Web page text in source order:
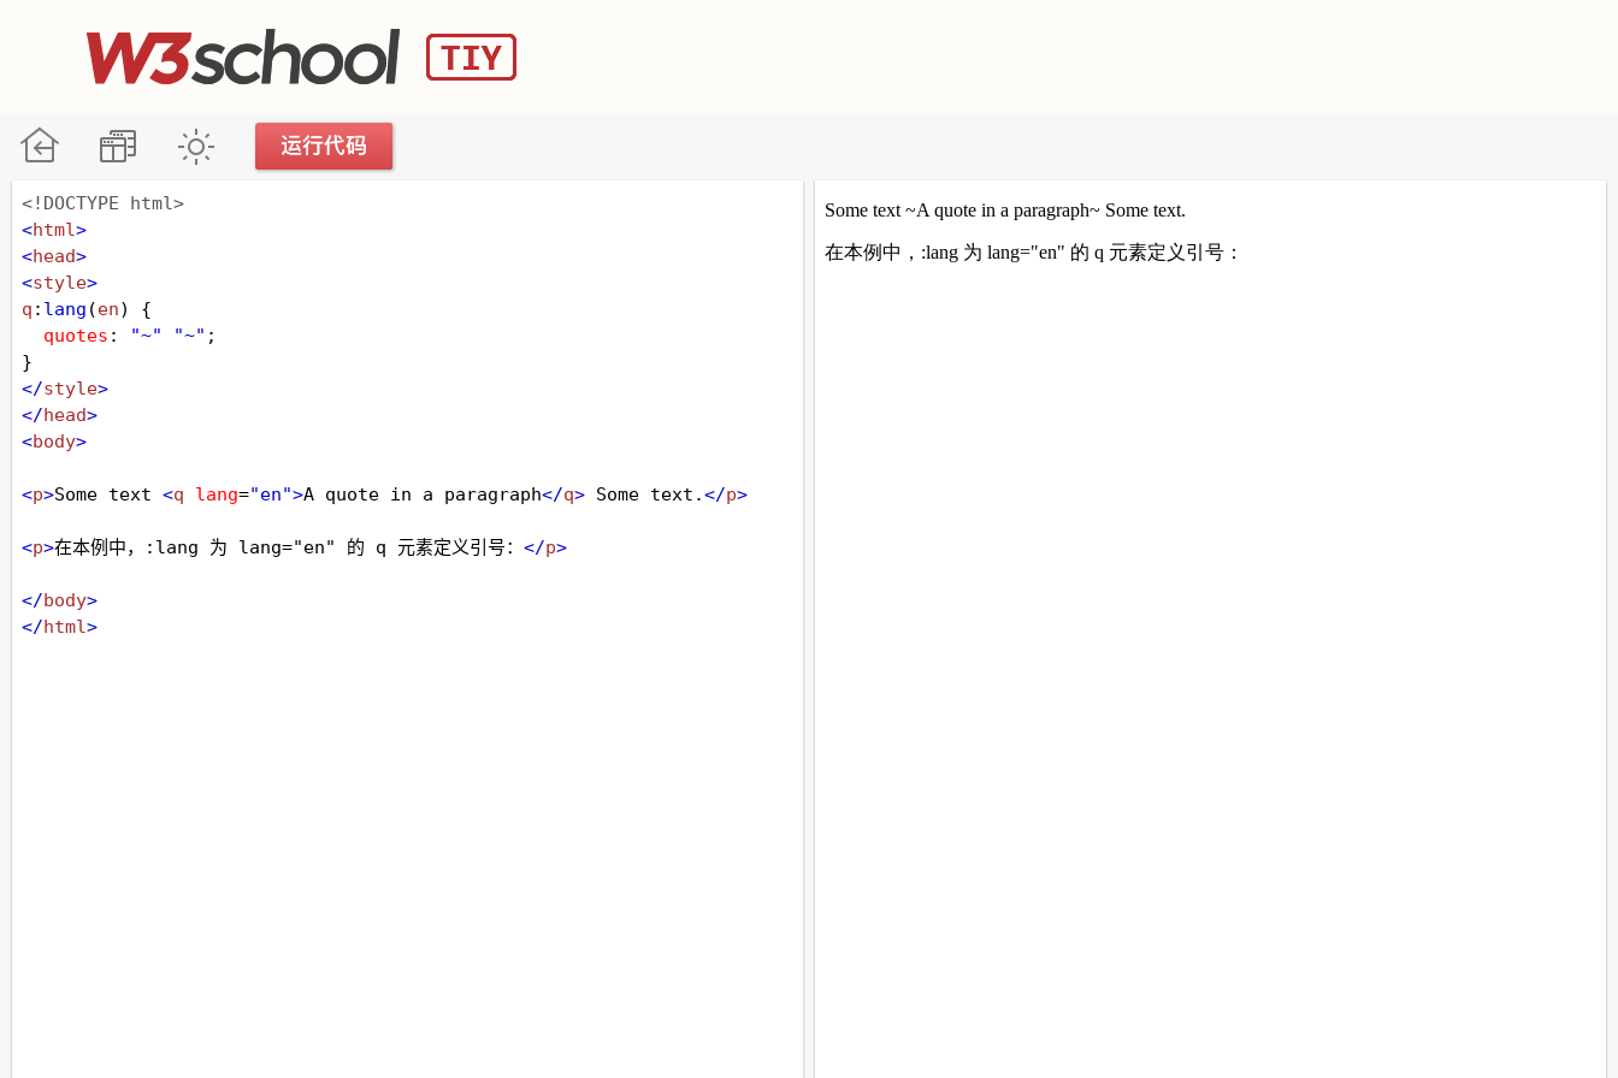
<!DOCTYPE html>
<html>
<head>
<style>
q : lang (en) {
quotes : "~" "~" ;
}
</style>
</head>
<body>
<p>Some text <q lang="en">A quote in a paragraph</q> Some text.</p>
<p>在本例中，:lang 为 lang="en" 的 q 元素定义引号： </p>
</body>
</html>